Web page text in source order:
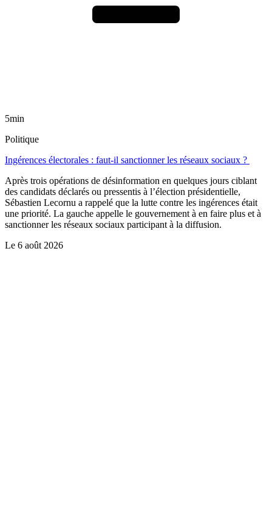
5min
Politique
Ingérences électorales : faut-il sanctionner les réseaux sociaux ?
Après trois opérations de désinformation en quelques jours ciblant
des candidats déclarés ou pressentis à l’élection présidentielle,
Sébastien Lecornu a rappelé que la lutte contre les ingérences était
une priorité. La gauche appelle le gouvernement à en faire plus et à
sanctionner les réseaux sociaux participant à la diffusion.
Le 6 août 2026